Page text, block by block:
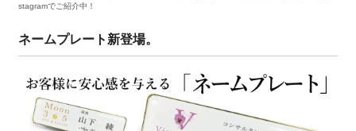
stagramでご紹介中！
ネームプレート新登場。